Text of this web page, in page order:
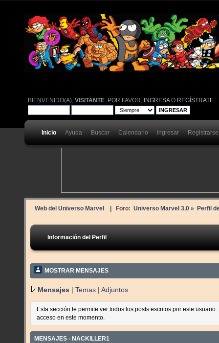
BIENVENIDO(A),VISITANTE . POR FAVOR, INGRESAO REGÍSTRATE
Inicio Ayuda Buscar Calendario Ingresar Registrarse
Web del Universo Marvel | Foro: Universo Marvel 3.0» Perfil
Información del Perfil
MOSTRAR MENSAJES
Mensajes | Temas | Adjuntos
Esta sección te permite ver todos los posts escritos por este
acceso en este momento.
MENSAJES - NACKILLER1